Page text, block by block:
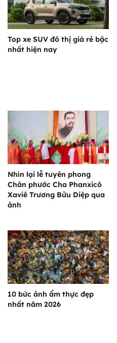
Top xe SUV đô thị giá rẻ bậc
nhất hiện nay
Nhìn lại lễ tuyên phong
Chân phước Cha Phanxicô
Xaviê Trương Bửu Diệp qua
ảnh
10 bức ảnh ẩm thực đẹp
nhất năm 2026